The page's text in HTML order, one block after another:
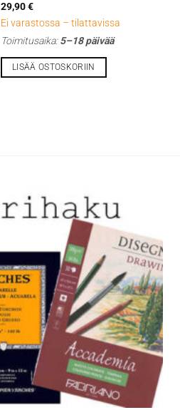
29,90€
Ei varastossa – tilattavissa
Toimitusaika:5–18 päivää
LISÄÄ OSTOSKORIIN